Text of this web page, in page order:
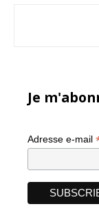
Je
Adresse e-mail